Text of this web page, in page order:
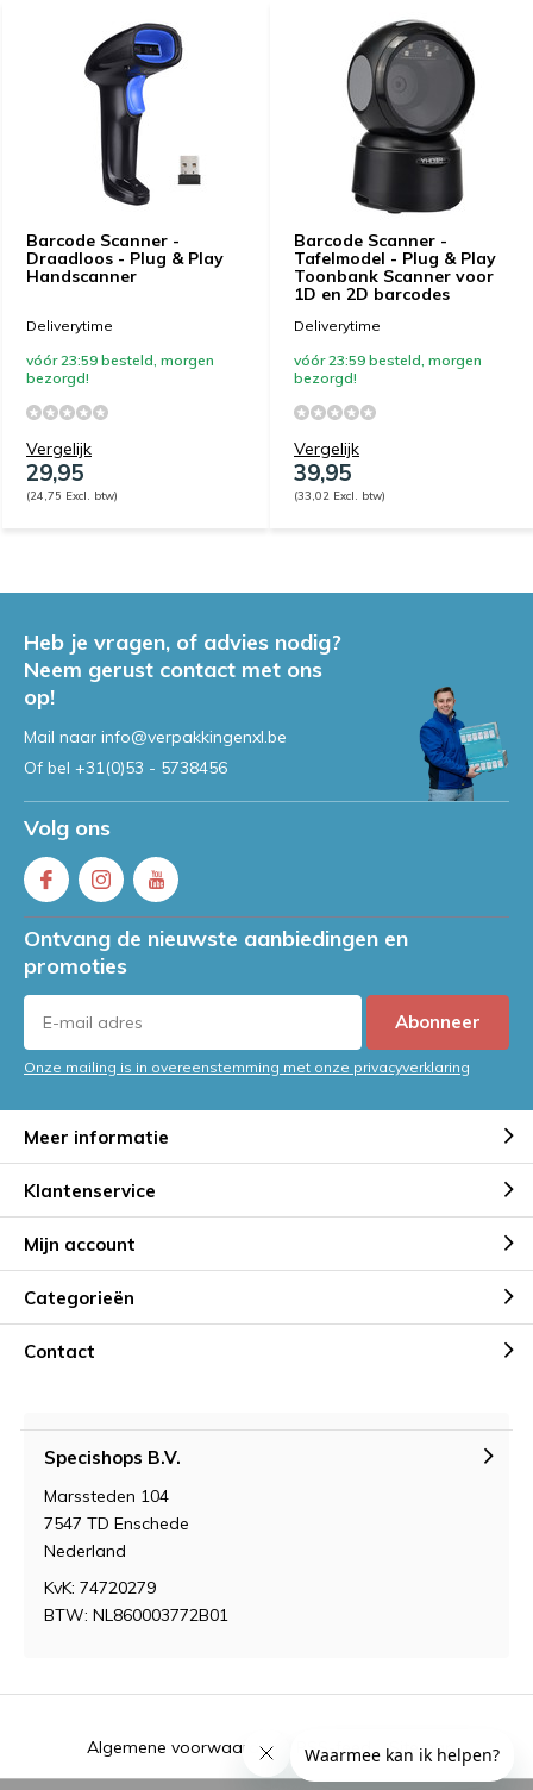
Barcode Scanner -
Draadloos - Plug & Play
Handscanner
Deliverytime
vóór 23:59 besteld, morgen
bezorgd!
Vergelijk
29,95
(24,75 Excl. btw)
Barcode Scanner -
Tafelmodel - Plug & Play
Toonbank Scanner voor
1D en 2D barcodes
Deliverytime
vóór 23:59 besteld, morgen
bezorgd!
Vergelijk
39,95
(33,02 Excl. btw)
Heb je vragen, of advies nodig?
Neem gerust contact met ons
op!
Mail naar info@verpakkingenxl.be
Of bel +31(0)53 - 5738456
Volg ons
Ontvang de nieuwste aanbiedingen en
promoties
Abonneer
Onze mailing is in overeenstemming met onze privacyverklaring
Meer informatie
Klantenservice
Mijn account
Categorieën
Contact
Specishops B.V.
Marssteden 104
7547 TD Enschede
Nederland
KvK: 74720279
BTW: NL860003772B01
Algemene voorwaarden RSS-feed Sitemap